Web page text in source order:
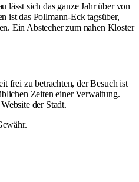
lässt sich das ganze Jahr über von
ist das Pollmann-Eck tagsüber,
Ein Abstecher zum nahen Kloster
frei zu betrachten, der Besuch ist
Zeiten einer Verwaltung.
der Stadt.